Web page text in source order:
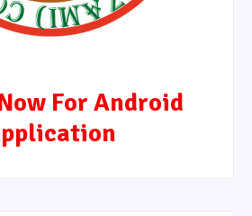
For Android